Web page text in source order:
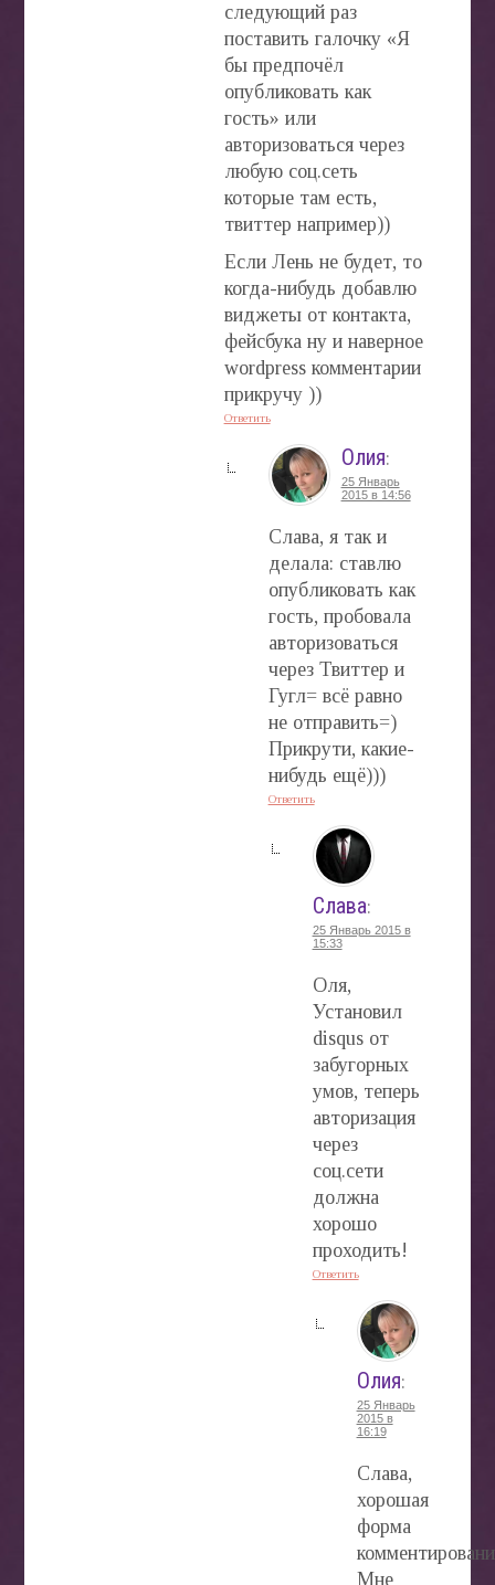
следующий раз
поставить галочку «Я
бы предпочёл
опубликовать как
гость» или
авторизоваться через
любую соц.сеть
которые там есть,
твиттер например))
Если Лень не будет, то
когда-нибудь добавлю
виджеты от контакта,
фейсбука ну и наверное
wordpress комментарии
прикручу ))
Ответить
Олия:
25 Январь
2015 в 14:56
Слава, я так и
делала: ставлю
опубликовать как
гость, пробовала
авторизоваться
через Твиттер и
Гугл= всё равно
не отправить=)
Прикрути, какие-
нибудь ещё)))
Ответить
Слава:
25 Январь 2015 в
15:33
Оля,
Установил
disqus от
забугорных
умов, теперь
авторизация
через
соц.сети
должна
хорошо
проходить!
Ответить
Олия:
25 Январь
2015 в
16:19
Слава,
хорошая
форма
Мне